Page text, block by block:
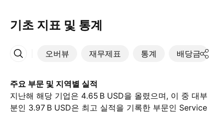
기초 지표 및 통계
오버뷰 재무제표 통계 배당금
More
주요 부문 및 지역별 실적
지난해 해당 기업은 ‪4.65 B‬ USD을 올렸으며, 이 중 대부
분인 ‪3.97 B‬ USD은 최고 실적을 기록한 부문인 Service